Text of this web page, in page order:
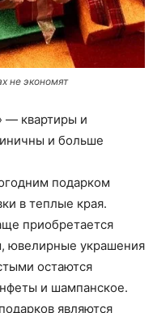
не экономят
— квартиры и
и больше
подарком
в теплые края.
приобретается
ювелирные украшения
остаются
и шампанское.
являются